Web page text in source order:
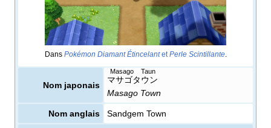
Dans Pokémon Diamant Étincelantet Perle Scintillante.
Nom japonais
マサゴタウン
Masago Taun
Masago Town
Nom anglais Sandgem Town